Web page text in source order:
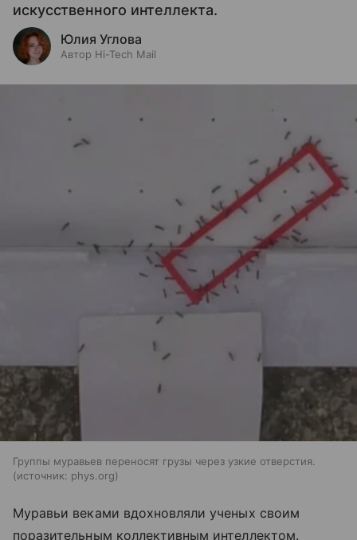
искусственного интеллекта.
Юлия Углова
Автор Hi-Tech Mail
Группы муравьев переносят грузы через узкие отверстия.
источник: phys.org
Муравьи веками вдохновляли ученых своим
поразительным коллективным интеллектом.